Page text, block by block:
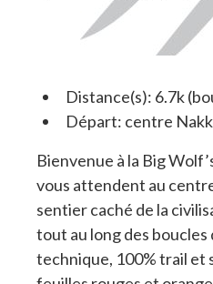
Distance(s): 6.7k
Départ: centre
Bienvenue à la Big
vous attendent au
sentier caché de la
tout au long des
technique, 100% trail et